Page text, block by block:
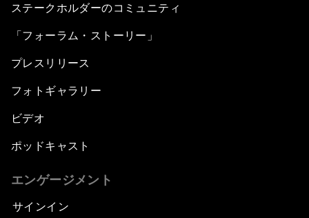
ステークホルダーのコミュニティ
「フォーラム・ストーリー」
プレスリリース
フォトギャラリー
ビデオ
ポッドキャスト
エンゲージメント
サインイン